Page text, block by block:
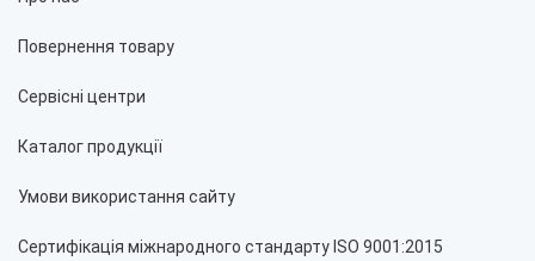
Повернення товару
Сервісні центри
Каталог продукції
Умови використання сайту
Сертифікація міжнародного стандарту ISO 9001:2015